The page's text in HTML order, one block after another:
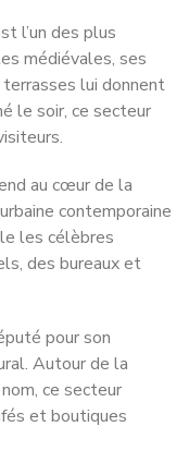
lui donnent
le soir, ce secteur
au cœur de la
les célèbres
des bureaux et
ce secteur
et boutiques